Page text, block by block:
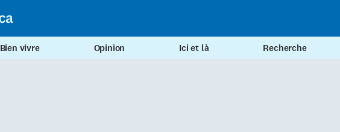
Bien vivre Opinion Ici et là Recherche